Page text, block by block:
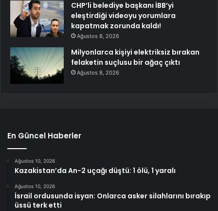
CHP’li belediye başkanı İBB’yi
eleştirdiği videoyu yorumlara
kapatmak zorunda kaldı!
Ağustos 8, 2026
Milyonlarca kişiyi elektriksiz bırakan
felaketin suçlusu bir ağaç çıktı
Ağustos 8, 2026
En Güncel Haberler
Ağustos 10, 2026
Kazakistan’da An-2 uçağı düştü: 1 ölü, 1 yaralı
Ağustos 10, 2026
İsrail ordusunda isyan: Onlarca asker silahlarını bırakıp
üssü terk etti